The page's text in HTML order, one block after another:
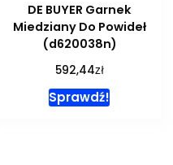
DE BUYER Garnek
Miedziany Do Powideł
(d620038n)
592,44zł
Sprawdź!